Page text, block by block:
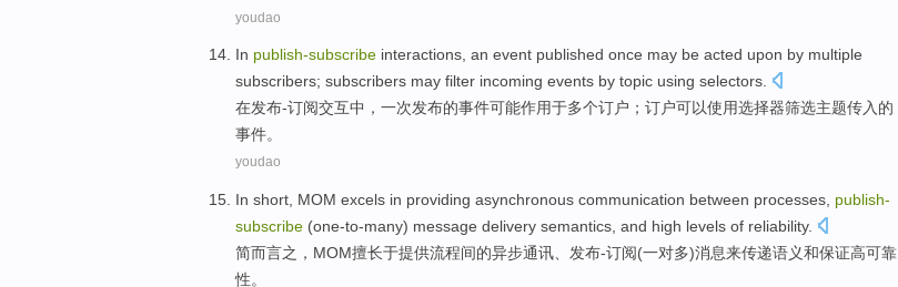
youdao
In publish-subscribe interactions, an event published once may be acted upon by multiple
subscribers; subscribers may filter incoming events by topic using selectors.
在发布-订阅交互中 ， 一次发布的事件可能作用于多个订户 ；订户可以使用选择器筛选主题传入的
事件。
youdao
In short MOM excels in providing asynchronous communication between processes publish-
subscribe (one-to-many) message delivery semantics and high levels of reliability.
简而言之， MOM擅长于提供流程间的异步通讯 发布-订阅(一对多)消息来传递语义和保证高可靠
性。